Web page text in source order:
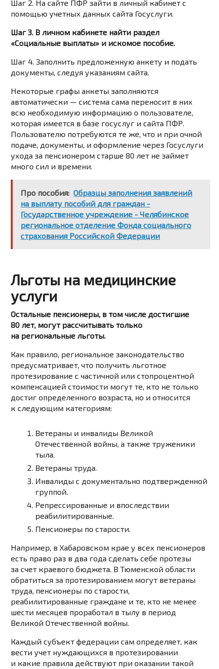
Шаг 2. На сайте ПФР зайти в личный кабинет с
помощью учетных данных сайта Госуслуги.
Шаг 3. В личном кабинете найти раздел
«Социальные выплаты» и искомое пособие.
Шаг 4. Заполнить предложенную анкету и подать
документы, следуя указаниям сайта.
Некоторые графы анкеты заполняются
автоматически — система сама переносит в них
всю необходимую информацию о пользователе,
которая имеется в базе госуслуг и сайта ПФР.
Пользователю потребуются те же, что и при очной
подаче, документы, и оформление через Госуслуги
ухода за пенсионером старше 80 лет не займет
много сил и времени.
Про пособия: Образцы заполнения заявлений
на выплату пособий для граждан -
Государственное учреждение - Челябинское
региональное отделение Фонда социального
страхования Российской Федерации
Льготы на медицинские
услуги
Остальные пенсионеры, в том числе достигшие
80 лет, могут рассчитывать только
на региональные льготы.
Как правило, региональное законодательство
предусматривает, что получить льготное
протезирование с частичной или стопроцентной
компенсацией стоимости могут те, кто не только
достиг определенного возраста, но и относится
к следующим категориям:
Ветераны и инвалиды Великой
Отечественной войны, а также труженики
тыла.
Ветераны труда.
Инвалиды с документально подтвержденной
группой.
Репрессированные и впоследствии
реабилитированные.
Пенсионеры по старости.
Например, в Хабаровском крае у всех пенсионеров
есть право раз в два года сделать себе протезы
за счет краевого бюджета. В Тюменской области
обратиться за протезированием могут ветераны
труда, пенсионеры по старости,
реабилитированные граждане и те, кто не менее
шести месяцев проработал в тылу в период
Великой Отечественной войны.
Каждый субъект федерации сам определяет, как
вести учет нуждающихся в протезировании
и какие правила действуют при оказании такой